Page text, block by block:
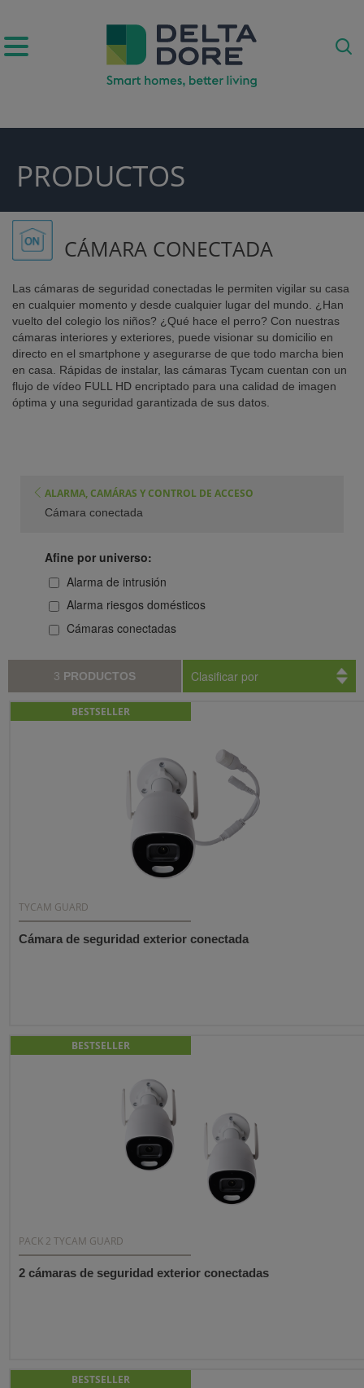
PRODUCTOS
CÁMARA CONECTADA
Las cámaras de seguridad conectadas le permiten vigilar su casa
en cualquier momento y desde cualquier lugar del mundo. ¿Han
vuelto del colegio los niños? ¿Qué hace el perro? Con nuestras
cámaras interiores y exteriores, puede visionar su domicilio en
directo en el smartphone y asegurarse de que todo marcha bien
en casa. Rápidas de instalar, las cámaras Tycam cuentan con un
flujo de vídeo FULL HD encriptado para una calidad de imagen
óptima y una seguridad garantizada de sus datos.
ALARMA, CAMÁRAS Y CONTROL DE ACCESO
Cámara conectada
Afine por universo:
Alarma de intrusión
Alarma riesgos domésticos
Cámaras conectadas
3 PRODUCTOS Clasificar por
BESTSELLER
TYCAM GUARD
Cámara de seguridad exterior conectada
BESTSELLER
PACK 2 TYCAM GUARD
2 cámaras de seguridad exterior conectadas
BESTSELLER